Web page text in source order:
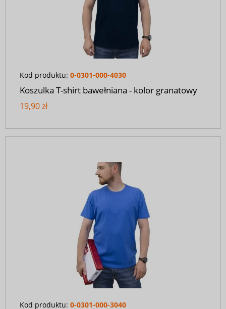
Kod produktu: 0-0301-000-4030
Koszulka T-shirt bawełniana - kolor granatowy
19,90 zł
Kod produktu: 0-0301-000-3040